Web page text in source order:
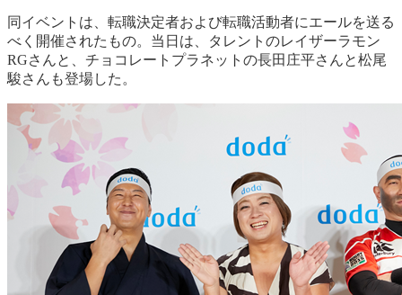
同イベントは、転職決定者および転職活動者にエールを送る
べく開催されたもの。当日は、タレントのレイザーラモン
RGさんと、チョコレートプラネットの長田庄平さんと松尾
駿さんも登場した。